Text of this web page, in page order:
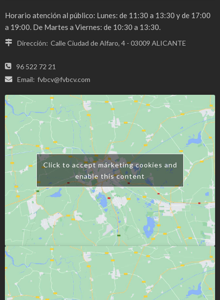
Horario atención al público: Lunes: de 11:30 a 13:30 y de 17:00
a 19:00. De Martes a Viernes: de 10:30 a 13:30.
Dirección: Calle Ciudad de Alfaro, 4 - 03009 ALICANTE
96 522 72 21
Email: fvbcv@fvbcv.com
Click to accept márketing cookies and
enable this content